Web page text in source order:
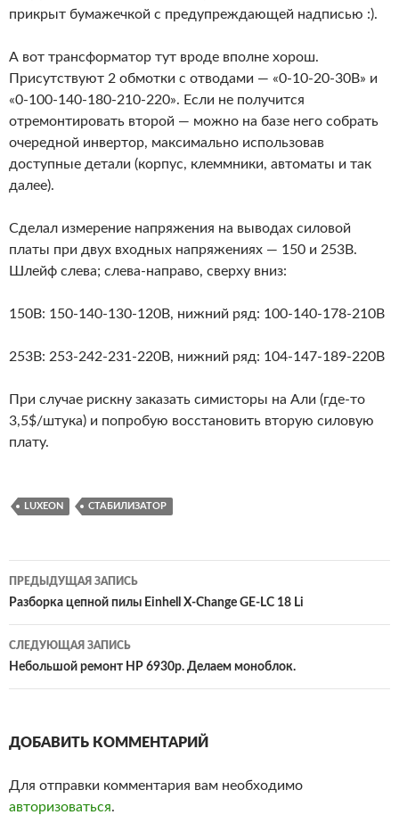
прикрыт бумажечкой с предупреждающей надписью :).
А вот трансформатор тут вроде вполне хорош.
Присутствуют 2 обмотки с отводами — «0-10-20-30В» и
«0-100-140-180-210-220». Если не получится
отремонтировать второй — можно на базе него собрать
очередной инвертор, максимально использовав
доступные детали (корпус, клеммники, автоматы и так
далее).
Сделал измерение напряжения на выводах силовой
платы при двух входных напряжениях — 150 и 253В.
Шлейф слева; слева-направо, сверху вниз:
150В: 150-140-130-120В, нижний ряд: 100-140-178-210В
253В: 253-242-231-220В, нижний ряд: 104-147-189-220В
При случае рискну заказать симисторы на Али (где-то
3,5$/штука) и попробую восстановить вторую силовую
плату.
LUXEON СТАБИЛИЗАТОР
Навигация
по
записям
ПРЕДЫДУЩАЯ ЗАПИСЬ
Разборка цепной пилы Einhell X-Change GE-LC 18 Li
СЛЕДУЮЩАЯ ЗАПИСЬ
Небольшой ремонт HP 6930p. Делаем моноблок.
ДОБАВИТЬ КОММЕНТАРИЙ
Для отправки комментария вам необходимо
авторизоваться.